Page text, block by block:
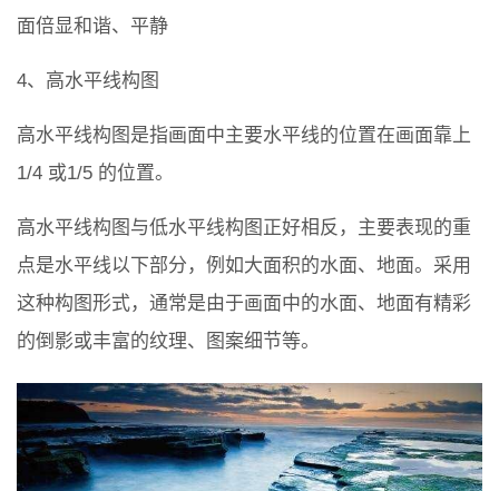
面倍显和谐、平静
4、高水平线构图
高水平线构图是指画面中主要水平线的位置在画面靠上
1/4 或1/5 的位置。
高水平线构图与低水平线构图正好相反，主要表现的重
点是水平线以下部分，例如大面积的水面、地面。采用
这种构图形式，通常是由于画面中的水面、地面有精彩
的倒影或丰富的纹理、图案细节等。